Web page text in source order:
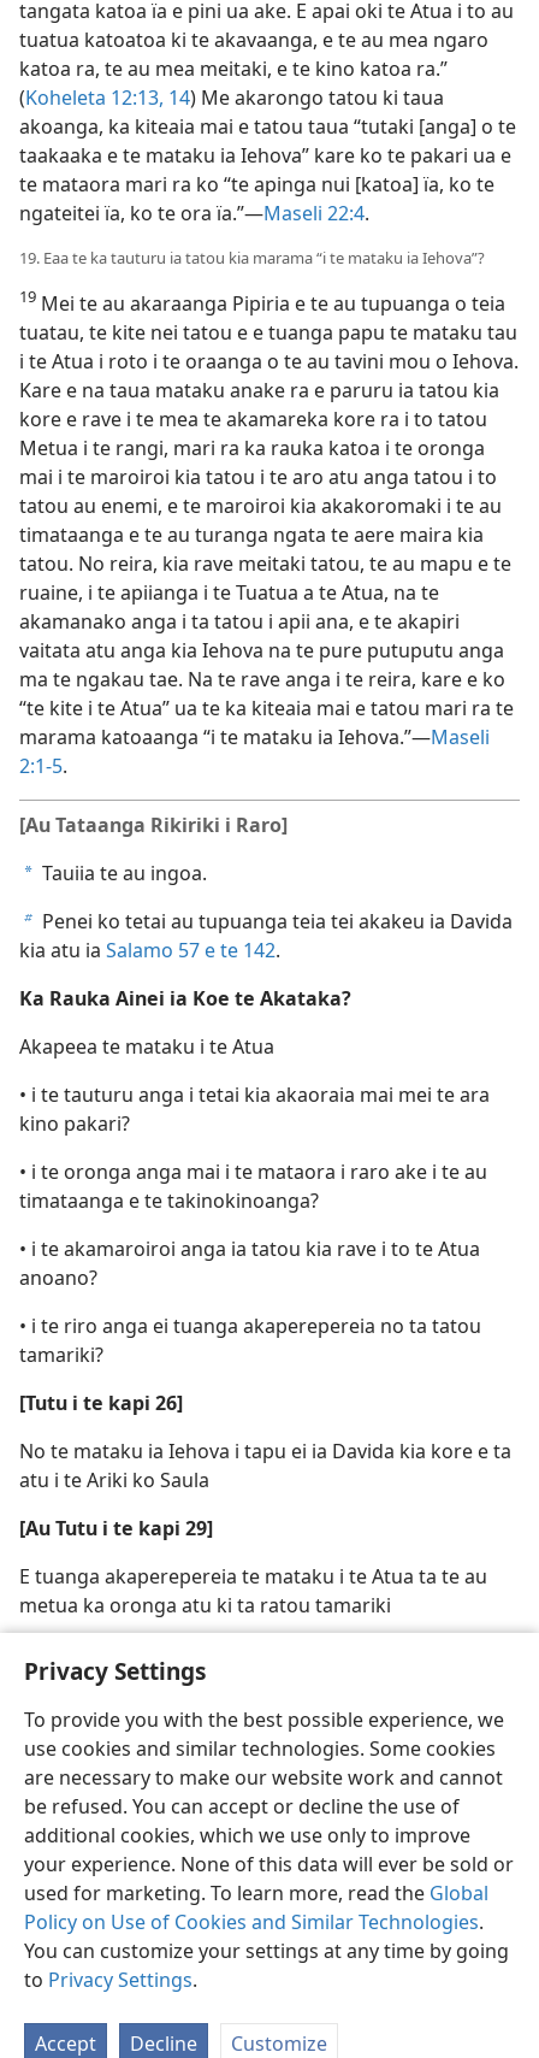
Privacy Settings
To provide you with the best possible experience, we
use cookies and similar technologies. Some cookies
are necessary to make our website work and cannot
be refused. You can accept or decline the use of
additional cookies, which we use only to improve
your experience. None of this data will ever be sold or
used for marketing. To learn more, read the Global
Policy on Use of Cookies and Similar Technologies.
You can customize your settings at any time by going
to Privacy Settings.
Accept Decline Customize
tangata katoa ïa e pini ua ake. E apai oki te Atua i to au
tuatua katoatoa ki te akavaanga, e te au mea ngaro
katoa ra, te au mea meitaki, e te kino katoa ra.”
(Koheleta 12:13, 14) Me akarongo tatou ki taua
akoanga, ka kiteaia mai e tatou taua “tutaki [anga] o te
taakaaka e te mataku ia Iehova” kare ko te pakari ua e
te mataora mari ra ko “te apinga nui [katoa] ïa, ko te
ngateitei ïa, ko te ora ïa.”​—Maseli 22:4.
19. Eaa te ka tauturu ia tatou kia marama “i te mataku ia Iehova”?
19 Mei te au akaraanga Pipiria e te au tupuanga o teia
tuatau, te kite nei tatou e e tuanga papu te mataku tau
i te Atua i roto i te oraanga o te au tavini mou o Iehova.
Kare e na taua mataku anake ra e paruru ia tatou kia
kore e rave i te mea te akamareka kore ra i to tatou
Metua i te rangi, mari ra ka rauka katoa i te oronga
mai i te maroiroi kia tatou i te aro atu anga tatou i to
tatou au enemi, e te maroiroi kia akakoromaki i te au
timataanga e te au turanga ngata te aere maira kia
tatou. No reira, kia rave meitaki tatou, te au mapu e te
ruaine, i te apiianga i te Tuatua a te Atua, na te
akamanako anga i ta tatou i apii ana, e te akapiri
vaitata atu anga kia Iehova na te pure putuputu anga
ma te ngakau tae. Na te rave anga i te reira, kare e ko
“te kite i te Atua” ua te ka kiteaia mai e tatou mari ra te
marama katoaanga “i te mataku ia Iehova.”​—Maseli
2:1-5.
[Au Tataanga Rikiriki i Raro]
a Tauiia te au ingoa.
b Penei ko tetai au tupuanga teia tei akakeu ia Davida
kia atu ia Salamo 57 e te 142.
Ka Rauka Ainei ia Koe te Akataka?
Akapeea te mataku i te Atua
• i te tauturu anga i tetai kia akaoraia mai mei te ara
kino pakari?
• i te oronga anga mai i te mataora i raro ake i te au
timataanga e te takinokinoanga?
• i te akamaroiroi anga ia tatou kia rave i to te Atua
anoano?
• i te riro anga ei tuanga akaperepereia no ta tatou
tamariki?
[Tutu i te kapi 26]
No te mataku ia Iehova i tapu ei ia Davida kia kore e ta
atu i te Ariki ko Saula
[Au Tutu i te kapi 29]
E tuanga akaperepereia te mataku i te Atua ta te au
metua ka oronga atu ki ta ratou tamariki